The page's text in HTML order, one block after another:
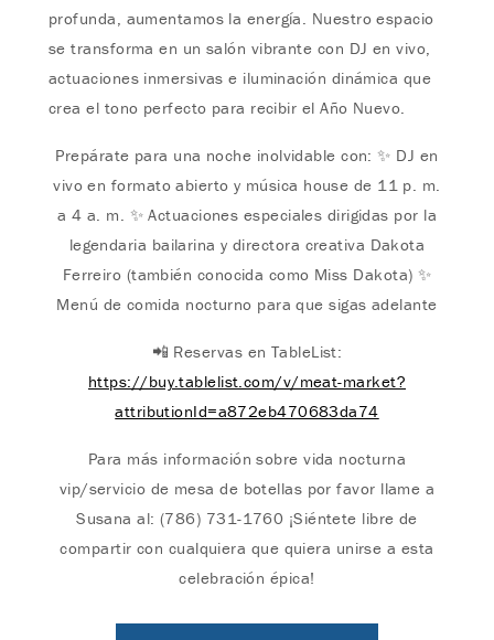
profunda, aumentamos la energía. Nuestro espacio
se transforma en un salón vibrante con DJ en vivo,
actuaciones inmersivas e iluminación dinámica que
crea el tono perfecto para recibir el Año Nuevo.
Prepárate para una noche inolvidable con: ✨ DJ en
vivo en formato abierto y música house de 11 p. m.
a 4 a. m. ✨ Actuaciones especiales dirigidas por la
legendaria bailarina y directora creativa Dakota
Ferreiro (también conocida como Miss Dakota) ✨
Menú de comida nocturno para que sigas adelante
📲 Reservas en TableList:
https://buy.tablelist.com/v/meat-market?
attributionId=a872eb470683da74
Para más información sobre vida nocturna
vip/servicio de mesa de botellas por favor llame a
Susana al: (786) 731-1760 ¡Siéntete libre de
compartir con cualquiera que quiera unirse a esta
celebración épica!